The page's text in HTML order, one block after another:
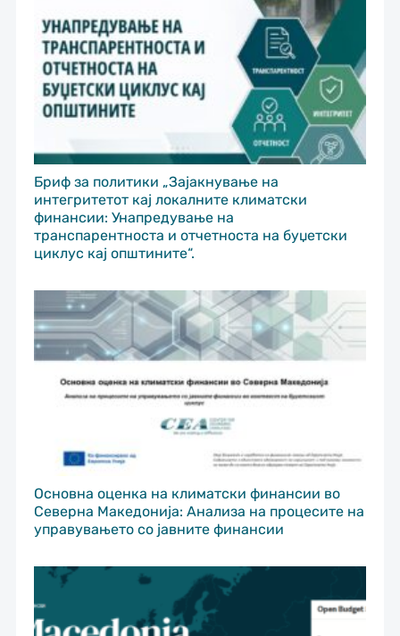
Бриф за политики „Зајакнување на
интегритетот кај локалните климатски
финансии: Унапредување на
транспарентноста и отчетноста на буџетски
циклус кај општините“.
Основна оценка на климатски финансии во
Северна Македонија: Анализа на процесите на
управувањето со јавните финансии